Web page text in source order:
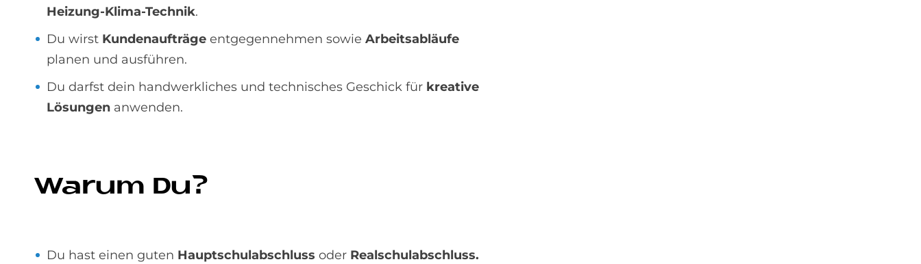
Heizung-Klima-Technik.
Du wirst Kundenaufträge entgegennehmen sowie Arbeitsabläufe
planen und ausführen.
Du darfst dein handwerkliches und technisches Geschick für kreative
Lösungen anwenden.
Wa­rum Du?
Du hast einen guten Hauptschulabschluss oder Realschulabschluss.